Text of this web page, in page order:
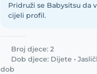
Pridruži se Babysitsu da
cijeli profil.
Broj djece: 2
Dob djece: Dijete •
dob